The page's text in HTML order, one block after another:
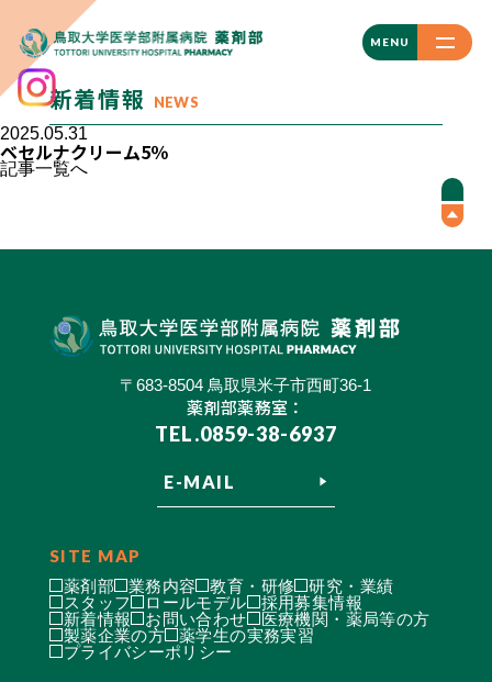
MENU
CLOSE
新着情報 NEWS
2025.05.31
ベセルナクリーム5％
記事一覧へ
〒683-8504 鳥取県米子市西町36-1
薬剤部薬務室：
TEL.0859-38-6937
E-MAIL
SITE MAP
薬剤部 業務内容 教育・研修
研究・業績
スタッフ
ロールモデル
採用募集情報
新着情報
お問い合わせ
医療機関・薬局等の方
製薬企業の方
薬学生の実務実習
プライバシーポリシー